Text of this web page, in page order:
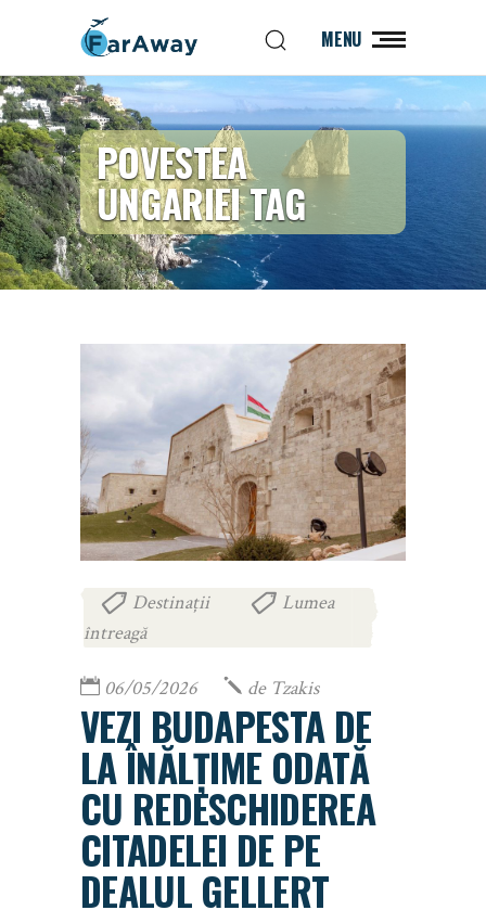
MENU
POVESTEA
UNGARIEI TAG
Destinații
Lumea
întreagă
06/05/2026 de Tzakis
VEZI BUDAPESTA DE
LA ÎNĂLȚIME ODATĂ
CU REDESCHIDEREA
CITADELEI DE PE
DEALUL GELLERT